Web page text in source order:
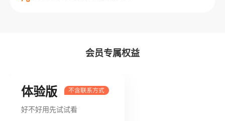
会员专属权益
体验版
好不好用先试试看